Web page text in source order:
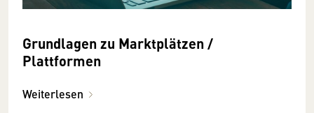
Grundlagen zu Marktplätzen /
Plattformen
Weiterlesen